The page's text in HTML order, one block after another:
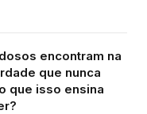
encontram na
que nunca
que isso ensina